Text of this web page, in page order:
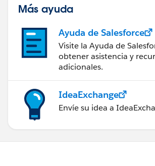
Más ayuda
Ayuda de Salesforce
Visite la Ayuda de
obtener asistencia y
adicionales.
IdeaExchange
Envíe su idea a